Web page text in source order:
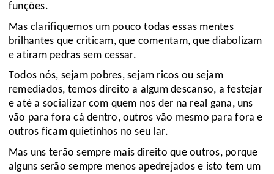
funções.
Mas clarifiquemos um pouco todas essas mentes
brilhantes que criticam, que comentam, que diabolizam
e atiram pedras sem cessar.
Todos nós, sejam pobres, sejam ricos ou sejam
remediados, temos direito a algum descanso, a festejar
e até a socializar com quem nos der na real gana, uns
vão para fora cá dentro, outros vão mesmo para fora e
outros ficam quietinhos no seu lar.
Mas uns terão sempre mais direito que outros, porque
alguns serão sempre menos apedrejados e isto tem um